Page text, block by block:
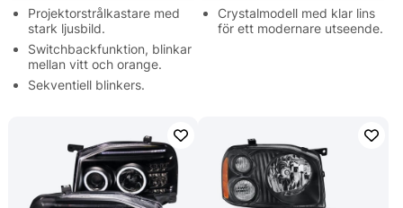
Projektorstrålkastare med
stark ljusbild.
Switchbackfunktion, blinkar
mellan vitt och orange.
Sekventiell blinkers.
Crystalmodell med klar lins
för ett modernare utseende.